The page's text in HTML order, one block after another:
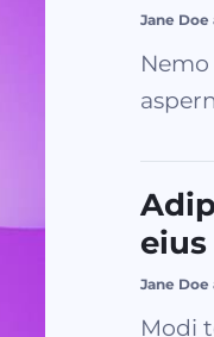
Jane Doe
eius
Jane Doe
Modi